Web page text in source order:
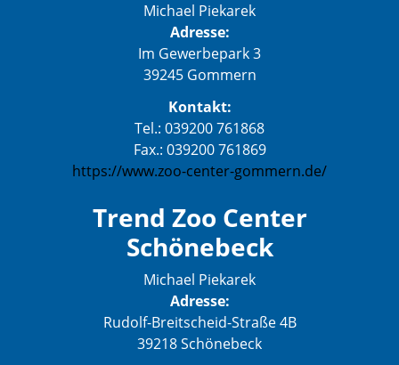
Michael Piekarek
Adresse:
Im Gewerbepark 3
39245 Gommern
Kontakt:
Tel.: 039200 761868
Fax.: 039200 761869
https://www.zoo-center-gommern.de/
Trend Zoo Center
Schönebeck
Michael Piekarek
Adresse:
Rudolf-Breitscheid-Straße 4B
39218 Schönebeck